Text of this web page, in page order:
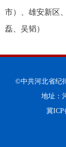
市）、雄安新区
磊、吴韬）
©中共河北省
地址：
冀ICP